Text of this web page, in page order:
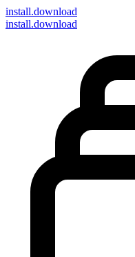
install.download
install.download